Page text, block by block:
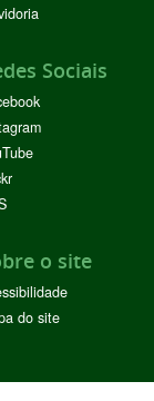
Sociais
o site
do site